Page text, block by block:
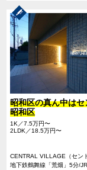
昭和区の真ん中はセ
昭和区
1K／7.5万円〜
2LDK／18.5万円〜
CENTRAL VILLAGE（セン
ジ）（ｾﾝﾄﾗﾙｳﾞｨﾚｯｼﾞ）
地下鉄鶴舞線「荒畑」5分/